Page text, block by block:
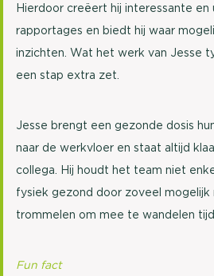
Hierdoor creëert hij interessante en
rapportages en biedt hij waar
inzichten. Wat het werk van Jesse
een stap extra zet.
Jesse brengt een gezonde dosis
naar de werkvloer en staat altijd
collega. Hij houdt het team niet
fysiek gezond door zoveel mogelijk
trommelen om mee te wandelen
Fun fact